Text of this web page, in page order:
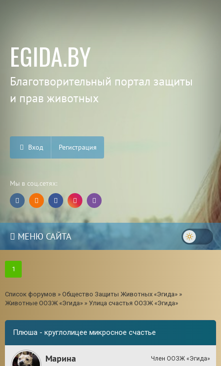
EGIDA.BY
Благотворительный портал защиты
и прав животных
Вход Регистрация
Мы в соц.сетях:
МЕНЮ САЙТА
1
Список форумов » Общество Защиты Животных «Эгида» »
Животные ООЗЖ «Эгида» » Улица счастья ООЗЖ «Эгида»
Плюша - круглолицее микросное счастье
Марина
Член ООЗЖ «Эгида»